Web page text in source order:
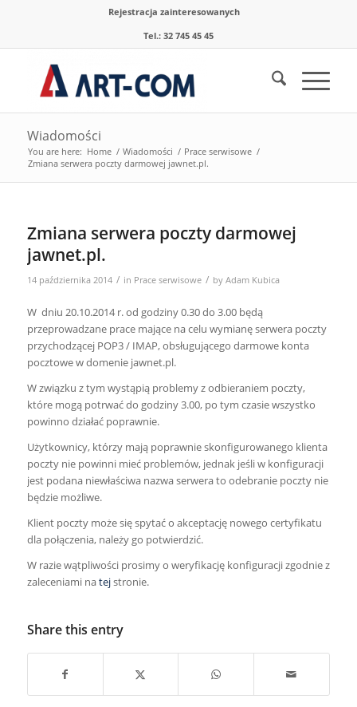
Rejestracja zainteresowanych
Tel.: 32 745 45 45
Wiadomości
You are here: Home / Wiadomości / Prace serwisowe /
Zmiana serwera poczty darmowej jawnet.pl.
Zmiana serwera poczty darmowej
jawnet.pl.
14 października 2014 / in Prace serwisowe / by Adam Kubica
W dniu 20.10.2014 r. od godziny 0.30 do 3.00 będą
przeprowadzane prace mające na celu wymianę serwera poczty
przychodzącej POP3 / IMAP, obsługującego darmowe konta
pocztowe w domenie jawnet.pl.
W związku z tym wystąpią problemy z odbieraniem poczty,
które mogą potrwać do godziny 3.00, po tym czasie wszystko
powinno działać poprawnie.
Użytkownicy, którzy mają poprawnie skonfigurowanego klienta
poczty nie powinni mieć problemów, jednak jeśli w konfiguracji
jest podana niewłaściwa nazwa serwera to odebranie poczty nie
będzie możliwe.
Klient poczty może się spytać o akceptację nowego certyfikatu
dla połączenia, należy go potwierdzić.
W razie wątpliwości prosimy o weryfikację konfiguracji zgodnie z
zaleceniami natejstronie.
Share this entry